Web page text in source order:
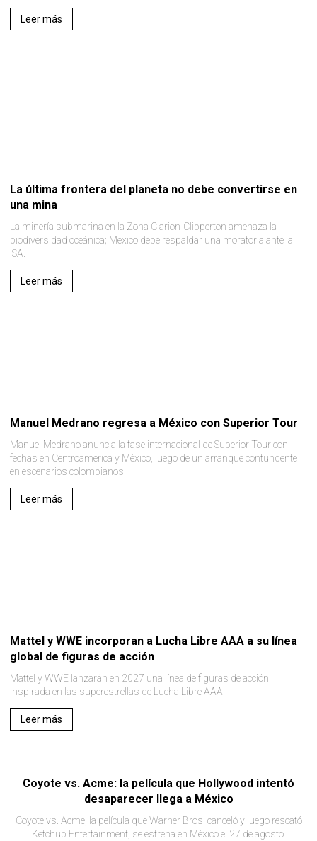
Leer más
La última frontera del planeta no debe convertirse en
una mina
La minería submarina en la Zona Clarion-Clipperton amenaza la
biodiversidad oceánica; México debe respaldar una moratoria ante la
ISA.
Leer más
Manuel Medrano regresa a México con Superior Tour
Manuel Medrano anuncia la fase internacional de Superior Tour con
fechas en Centroamérica y México, luego de un arranque contundente
en escenarios colombianos. .
Leer más
Mattel y WWE incorporan a Lucha Libre AAA a su línea
global de figuras de acción
Mattel y WWE lanzarán en 2027 una línea de figuras de acción
inspirada en las superestrellas de Lucha Libre AAA.
Leer más
Coyote vs. Acme: la película que Hollywood intentó
desaparecer llega a México
Coyote vs. Acme, la película que Warner Bros. canceló y luego rescató
Ketchup Entertainment, se estrena en México el 27 de agosto.